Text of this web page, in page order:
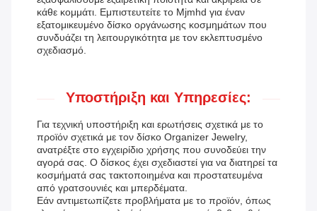
κάθε κομμάτι. Εμπιστευτείτε το Mjmhd για έναν
εξατομικευμένο δίσκο οργάνωσης κοσμημάτων που
συνδυάζει τη λειτουργικότητα με τον εκλεπτυσμένο
σχεδιασμό.
Υποστήριξη και Υπηρεσίες:
Για τεχνική υποστήριξη και ερωτήσεις σχετικά με το
προϊόν σχετικά με τον δίσκο Organizer Jewelry,
ανατρέξτε στο εγχειρίδιο χρήσης που συνοδεύει την
αγορά σας. Ο δίσκος έχει σχεδιαστεί για να διατηρεί τα
κοσμήματά σας τακτοποιημένα και προστατευμένα
από γρατσουνιές και μπερδέματα.
Εάν αντιμετωπίζετε προβλήματα με το προϊόν, όπως